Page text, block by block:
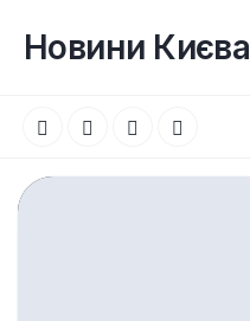
вмістуНовини Києва